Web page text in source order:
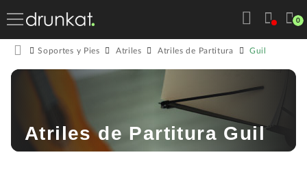
0
Soportes y Pies Atriles Atriles de Partitura Guil
Atriles de Partitura Guil